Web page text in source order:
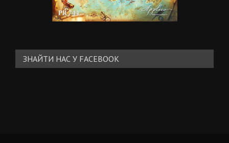
ЗНАЙТИ НАС У FACEBOOK